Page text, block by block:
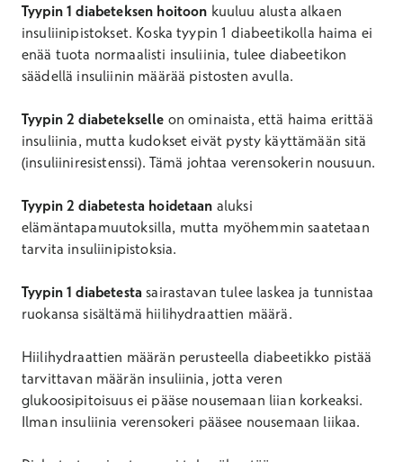
Tyypin 1 diabeteksen hoitoon kuuluu alusta alkaen
insuliinipistokset. Koska tyypin 1 diabeetikolla haima ei
enää tuota normaalisti insuliinia, tulee diabeetikon
säädellä insuliinin määrää pistosten avulla.
Tyypin 2 diabetekselle on ominaista, että haima erittää
insuliinia, mutta kudokset eivät pysty käyttämään sitä
(insuliiniresistenssi). Tämä johtaa verensokerin nousuun.
Tyypin 2 diabetesta hoidetaan aluksi
elämäntapamuutoksilla, mutta myöhemmin saatetaan
tarvita insuliinipistoksia.
Tyypin 1 diabetesta sairastavan tulee laskea ja tunnistaa
ruokansa sisältämä hiilihydraattien määrä.
Hiilihydraattien määrän perusteella diabeetikko pistää
tarvittavan määrän insuliinia, jotta veren
glukoosipitoisuus ei pääse nousemaan liian korkeaksi.
Ilman insuliinia verensokeri pääsee nousemaan liikaa.